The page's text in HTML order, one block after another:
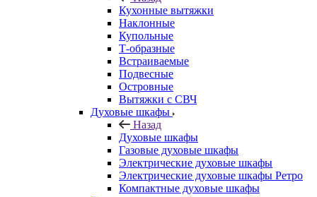
Кухонные вытяжки
Наклонные
Купольные
Т-образные
Встраиваемые
Подвесные
Островные
Вытяжки с СВЧ
Духовые шкафы
Назад
Духовые шкафы
Газовые духовые шкафы
Электрические духовые шкафы
Электрические духовые шкафы Ретро
Компактные духовые шкафы